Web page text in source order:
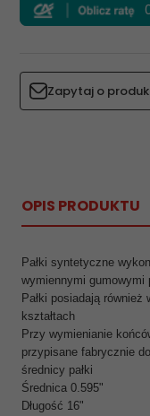
Zapytaj o
OPIS PRODUKTU
Pałki syntetyczne
wymiennymi gumowymi
Pałki posiadają
kształtach
Przy wymienianie
przypisane fabrycznie
średnicy pałki
Średnica 0.595"
Długość 16"